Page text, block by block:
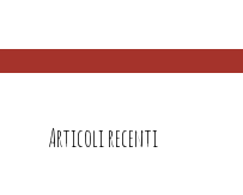
Articoli recenti